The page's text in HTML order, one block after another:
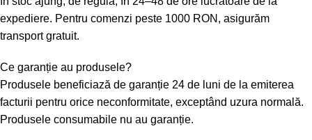
expediere. Pentru comenzi peste 1000 RON, asigurăm
transport gratuit.
Ce garanție au produsele?
Produsele beneficiază de garanție 24 de luni de la emiterea
facturii pentru orice neconformitate, exceptând uzura normală.
Produsele consumabile nu au garanție.